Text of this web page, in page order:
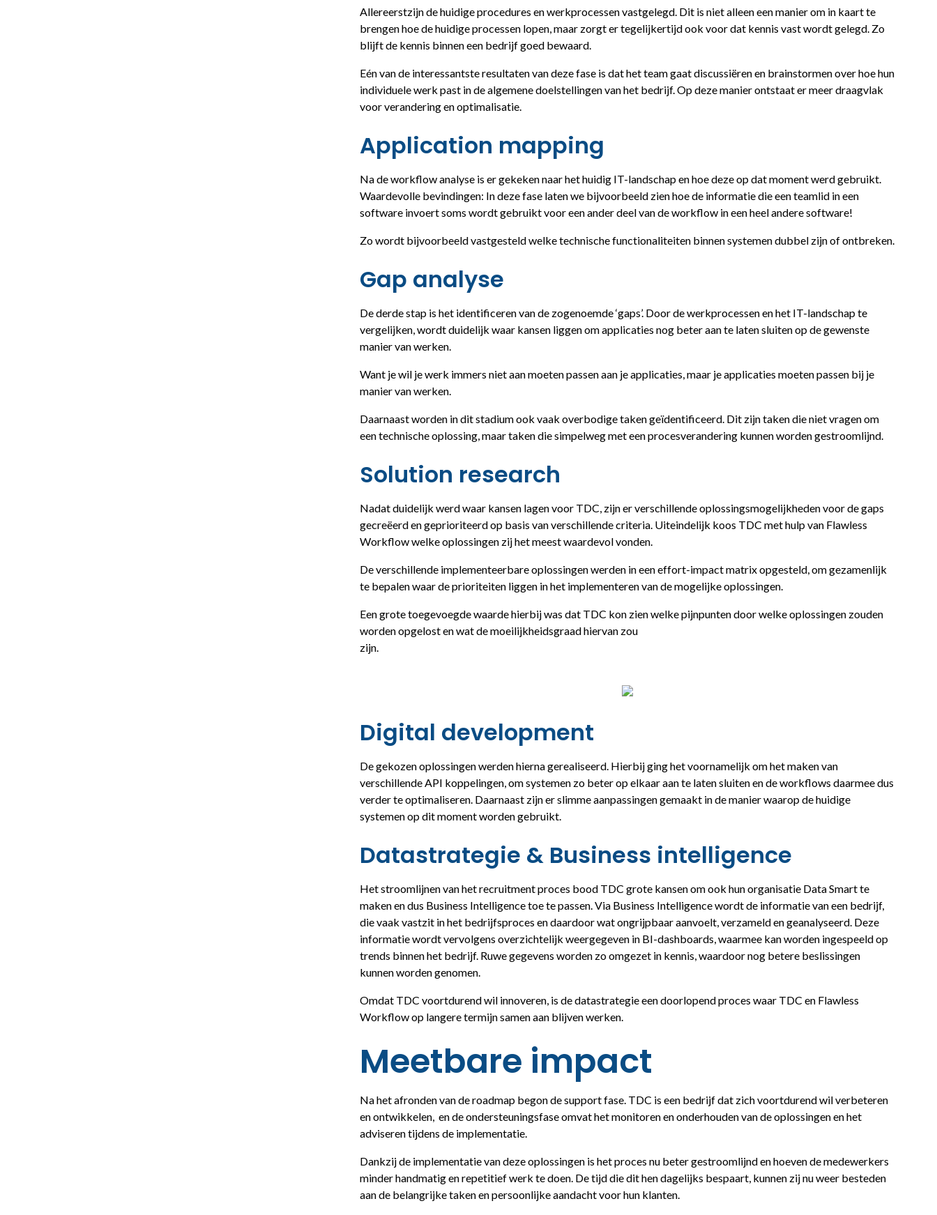
Allereerstzijn de huidige procedures en werkprocessen vastgelegd. Dit is niet alleen een manier om in kaart te
brengen hoe de huidige processen lopen, maar zorgt er tegelijkertijd ook voor dat kennis vast wordt gelegd. Zo
blijft de kennis binnen een bedrijf goed bewaard.
Eén van de interessantste resultaten van deze fase is dat het team gaat discussiëren en brainstormen over hoe hun
individuele werk past in de algemene doelstellingen van het bedrijf. Op deze manier ontstaat er meer draagvlak
voor verandering en optimalisatie.
Application mapping​
Na de workflow analyse is er gekeken naar het huidig IT-landschap en hoe deze op dat moment werd gebruikt.
Waardevolle bevindingen: In deze fase laten we bijvoorbeeld zien hoe de informatie die een teamlid in een
software invoert soms wordt gebruikt voor een ander deel van de workflow in een heel andere software!
Zo wordt bijvoorbeeld vastgesteld welke technische functionaliteiten binnen systemen dubbel zijn of ontbreken.
Gap analyse
De derde stap is het identificeren van de zogenoemde ‘gaps’. Door de werkprocessen en het IT-landschap te
vergelijken, wordt duidelijk waar kansen liggen om applicaties nog beter aan te laten sluiten op de gewenste
manier van werken.
Want je wil je werk immers niet aan moeten passen aan je applicaties, maar je applicaties moeten passen bij je
manier van werken.
Daarnaast worden in dit stadium ook vaak overbodige taken geïdentificeerd. Dit zijn taken die niet vragen om
een technische oplossing, maar taken die simpelweg met een procesverandering kunnen worden gestroomlijnd.
Solution research​
Nadat duidelijk werd waar kansen lagen voor TDC, zijn er verschillende oplossingsmogelijkheden voor de gaps
gecreëerd en geprioriteerd op basis van verschillende criteria. Uiteindelijk koos TDC met hulp van Flawless
Workflow welke oplossingen zij het meest waardevol vonden.
De verschillende implementeerbare oplossingen werden in een effort-impact matrix opgesteld, om gezamenlijk
te bepalen waar de prioriteiten liggen in het implementeren van de mogelijke oplossingen.
Een grote toegevoegde waarde hierbij was dat TDC kon zien welke pijnpunten door welke oplossingen zouden
worden opgelost en wat de moeilijkheidsgraad hiervan zou
zijn.
Digital development
De gekozen oplossingen werden hierna gerealiseerd. Hierbij ging het voornamelijk om het maken van
verschillende API koppelingen, om systemen zo beter op elkaar aan te laten sluiten en de workflows daarmee dus
verder te optimaliseren. Daarnaast zijn er slimme aanpassingen gemaakt in de manier waarop de huidige
systemen op dit moment worden gebruikt.
Datastrategie & Business intelligence
Het stroomlijnen van het recruitment proces bood TDC grote kansen om ook hun organisatie Data Smart te
maken en dus Business Intelligence toe te passen. Via Business Intelligence wordt de informatie van een bedrijf,
die vaak vastzit in het bedrijfsproces en daardoor wat ongrijpbaar aanvoelt, verzameld en geanalyseerd. Deze
informatie wordt vervolgens overzichtelijk weergegeven in BI-dashboards, waarmee kan worden ingespeeld op
trends binnen het bedrijf. Ruwe gegevens worden zo omgezet in kennis, waardoor nog betere beslissingen
kunnen worden genomen.
Omdat TDC voortdurend wil innoveren, is de datastrategie een doorlopend proces waar TDC en Flawless
Workflow op langere termijn samen aan blijven werken.
Meetbare impact
Na het afronden van de roadmap begon de support fase. TDC is een bedrijf dat zich voortdurend wil verbeteren
en ontwikkelen, en de ondersteuningsfase omvat het monitoren en onderhouden van de oplossingen en het
adviseren tijdens de implementatie.
Dankzij de implementatie van deze oplossingen is het proces nu beter gestroomlijnd en hoeven de medewerkers
minder handmatig en repetitief werk te doen. De tijd die dit hen dagelijks bespaart, kunnen zij nu weer besteden
aan de belangrijke taken en persoonlijke aandacht voor hun klanten.